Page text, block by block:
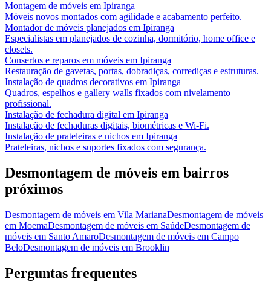
Montagem de móveis em Ipiranga
Móveis novos montados com agilidade e acabamento perfeito.
Montador de móveis planejados em Ipiranga
Especialistas em planejados de cozinha, dormitório, home office e
closets.
Consertos e reparos em móveis em Ipiranga
Restauração de gavetas, portas, dobradiças, corrediças e estruturas.
Instalação de quadros decorativos em Ipiranga
Quadros, espelhos e gallery walls fixados com nivelamento
profissional.
Instalação de fechadura digital em Ipiranga
Instalação de fechaduras digitais, biométricas e Wi-Fi.
Instalação de prateleiras e nichos em Ipiranga
Prateleiras, nichos e suportes fixados com segurança.
Desmontagem de móveis em bairros
próximos
Desmontagem de móveis em Vila MarianaDesmontagem de móveis
em MoemaDesmontagem de móveis em SaúdeDesmontagem de
móveis em Santo AmaroDesmontagem de móveis em Campo
BeloDesmontagem de móveis em Brooklin
Perguntas frequentes